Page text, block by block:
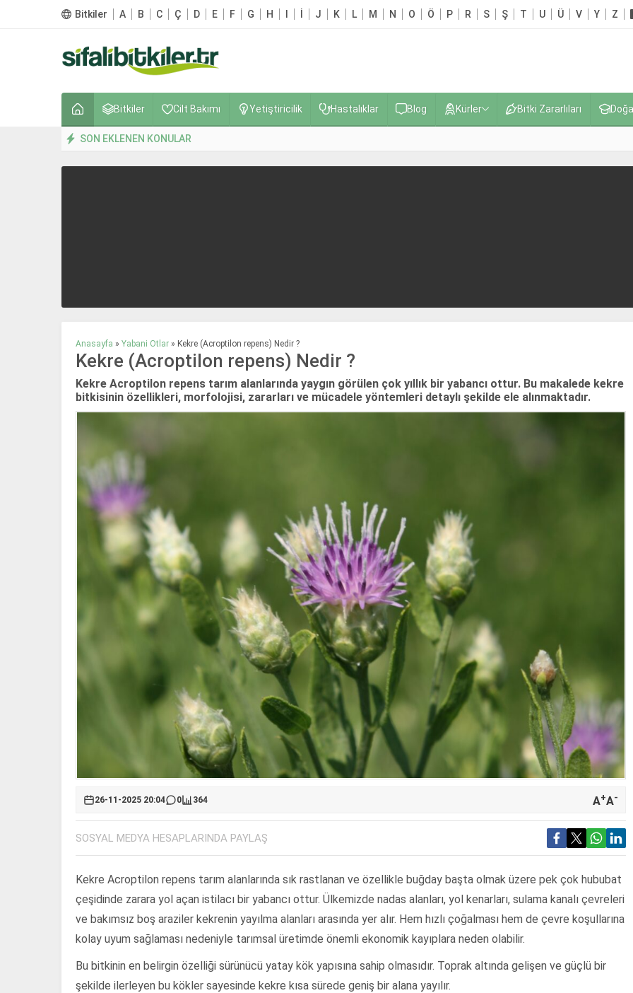
Bitkiler A B C Ç D E F G H J K L M N O Ö P R S Ş T U Ü V Y Z
Bitkiler Cilt Bakımı Yetiştiricilik Hastalıklar Blog Kürler Bitki Zararlıları
SON EKLENEN KONULAR
Anasayfa » Yabani Otlar » Kekre (Acroptilon repens) Nedir ?
Kekre (Acroptilon repens) Nedir ?
Kekre Acroptilon repens tarım alanlarında yaygın görülen çok yıllık bir yabancı ottur. Bu makalede kekre
bitkisinin özellikleri, morfolojisi, zararları ve mücadele yöntemleri detaylı şekilde ele alınmaktadır.
26-11-2025 20:04 0 364 A+A-
SOSYAL MEDYA HESAPLARINDA PAYLAŞ
Kekre Acroptilon repens tarım alanlarında sık rastlanan ve özellikle buğday başta olmak üzere pek çok hububat
çeşidinde zarara yol açan istilacı bir yabancı ottur. Ülkemizde nadas alanları, yol kenarları, sulama kanalı çevreleri
ve bakımsız boş araziler kekrenin yayılma alanları arasında yer alır. Hem hızlı çoğalması hem de çevre koşullarına
kolay uyum sağlaması nedeniyle tarımsal üretimde önemli ekonomik kayıplara neden olabilir.
Bu bitkinin en belirgin özelliği sürünücü yatay kök yapısına sahip olmasıdır. Toprak altında gelişen ve güçlü bir
şekilde ilerleyen bu kökler sayesinde kekre kısa sürede geniş bir alana yayılır.